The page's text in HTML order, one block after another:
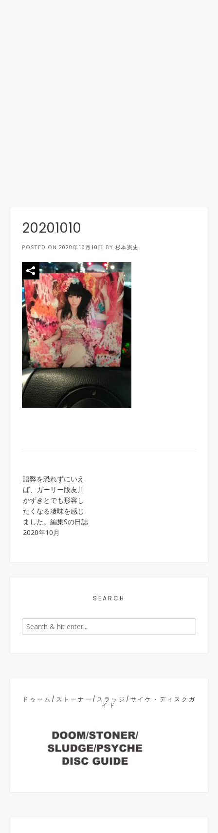
20201010
POSTED ON 2020年10月10日 BY 杉本憲史
navigation
語弊を恐れずにいえ
ば、ガーリー版友川
かずきとでも形容し
たくなる凄味を感じ
ました。編集Sの日誌
2020年10月
SEARCH
ドゥーム/ストーナー/スラッジ/サイケ・ディスクガ
イド